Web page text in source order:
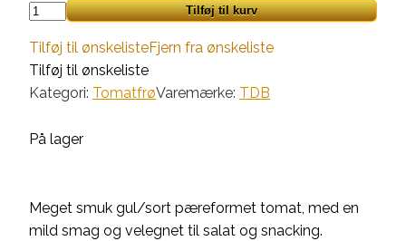
Indigo
Drops
antal
Tilføj til kurv
Tilføj til ønskelisteFjern fra ønskeliste
Tilføj til ønskeliste
Kategori: TomatfrøVaremærke: TDB
På lager
Meget smuk gul/sort pæreformet tomat, med en
mild smag og velegnet til salat og snacking.